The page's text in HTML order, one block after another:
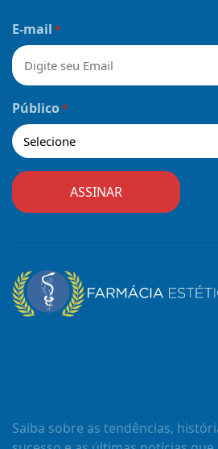
E-mail *
Público*
Saiba sobre as tendências,